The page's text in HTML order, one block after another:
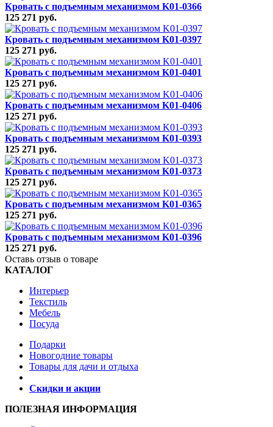
Кровать с подъемным механизмом K01-0366
125 271 руб.
Кровать с подъемным механизмом K01-0397
125 271 руб.
Кровать с подъемным механизмом K01-0401
125 271 руб.
Кровать с подъемным механизмом K01-0406
125 271 руб.
Кровать с подъемным механизмом K01-0393
125 271 руб.
Кровать с подъемным механизмом K01-0373
125 271 руб.
Кровать с подъемным механизмом K01-0365
125 271 руб.
Кровать с подъемным механизмом K01-0396
125 271 руб.
Оставь отзыв о товаре
КАТАЛОГ
Интерьер
Текстиль
Мебель
Посуда
Подарки
Новогодние товары
Товары для дачи и отдыха
Скидки и акции
ПОЛЕЗНАЯ ИНФОРМАЦИЯ